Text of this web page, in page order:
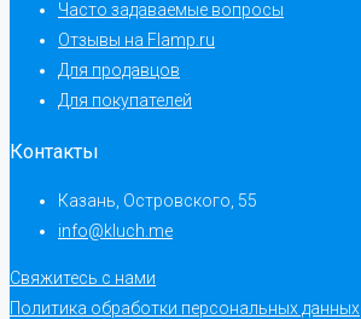
Часто задаваемые вопросы
Отзывы на Flamp.ru
Для продавцов
Для покупателей
Контакты
Казань, Островского, 55
info@kluch.me
Свяжитесь с нами
Политика обработки персональных данных